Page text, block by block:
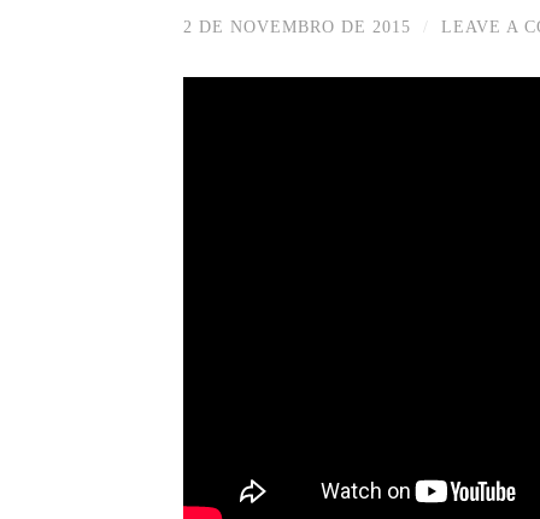
2 DE NOVEMBRO DE 2015 LEAVE A